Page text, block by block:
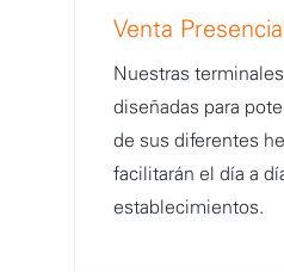
Venta
Nuestras
diseñadas para
de sus diferentes
facilitarán el día a
establecimientos.